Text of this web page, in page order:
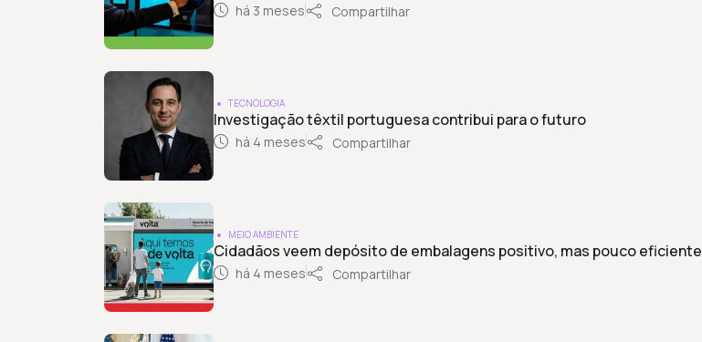
há 3 meses Compartilhar
TECNOLOGIA
Investigação têxtil portuguesa contribui para o futuro
há 4 meses Compartilhar
MEIO AMBIENTE
Cidadãos veem depósito de embalagens positivo, mas pouco eficiente
há 4 meses Compartilhar